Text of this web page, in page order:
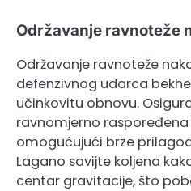
Održavanje ravnoteže
Održavanje ravnoteže
defenzivnog udarca
učinkovitu obnovu.
ravnomjerno
omogućujući brze
Lagano savijte koljena
centar gravitacije, što